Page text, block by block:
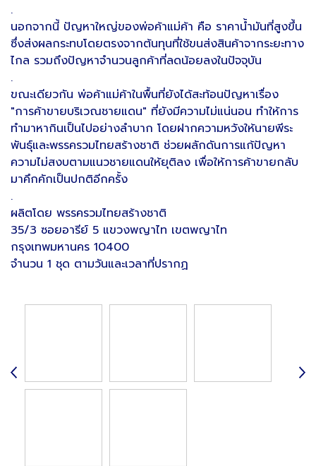
.
นอกจากนี้ ปัญหาใหญ่ของพ่อค้าแม่ค้า คือ ราคาน้ำมันที่สูงขึ้น
ซึ่งส่งผลกระทบโดยตรงจากต้นทุนที่ใช้ขนส่งสินค้าจากระยะทาง
ไกล รวมถึงปัญหาจำนวนลูกค้าที่ลดน้อยลงในปัจจุบัน
.
ขณะเดียวกัน พ่อค้าแม่ค้าในพื้นที่ยังได้สะท้อนปัญหาเรื่อง
"การค้าขายบริเวณชายแดน" ที่ยังมีความไม่แน่นอน ทำให้การ
ทำมาหากินเป็นไปอย่างลำบาก โดยฝากความหวังให้นายพีระ
พันธุ์และพรรครวมไทยสร้างชาติ ช่วยผลักดันการแก้ปัญหา
ความไม่สงบตามแนวชายแดนให้ยุติลง เพื่อให้การค้าขายกลับ
มาคึกคักเป็นปกติอีกครั้ง
.
ผลิตโดย พรรครวมไทยสร้างชาติ
35/3 ซอยอารีย์ 5 แขวงพญาไท เขตพญาไท
กรุงเทพมหานคร 10400
จำนวน 1 ชุด ตามวันและเวลาที่ปรากฏ